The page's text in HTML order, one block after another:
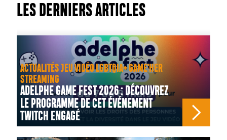
LES DERNIERS ARTICLES
ACTUALITÉS JEU VIDÉO LGBTQIA+ GAME'HER
STREAMING
ADELPHE GAME FEST 2026 : DÉCOUVREZ
LE PROGRAMME DE CET ÉVÉNEMENT
TWITCH ENGAGÉ